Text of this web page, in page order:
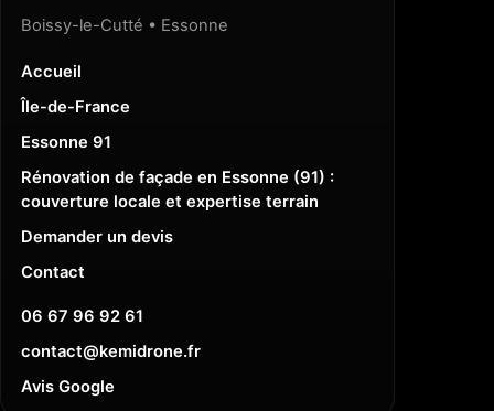
Boissy-le-Cutté • Essonne
Accueil
Île-de-France
Essonne 91
Rénovation de façade en Essonne (91) :
couverture locale et expertise terrain
Demander un devis
Contact
06 67 96 92 61
contact@kemidrone.fr
Avis Google